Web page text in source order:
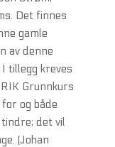
Det finnes
gamle
av denne
tillegg kreves
Grunnkurs
og både
det vil
(Johan